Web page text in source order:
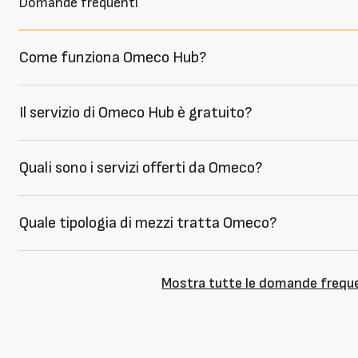
Come funziona Omeco Hub?
Il servizio di Omeco Hub è gratuito?
Quali sono i servizi offerti da Omeco?
Quale tipologia di mezzi tratta Omeco?
Mostra tutte le domande